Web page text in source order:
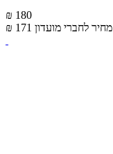
₪ 180
₪ 171 מחיר לחברי מועדון